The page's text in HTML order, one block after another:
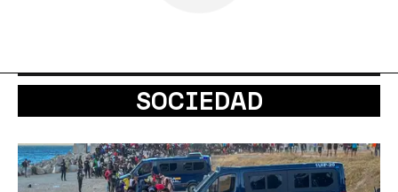
SOCIEDAD